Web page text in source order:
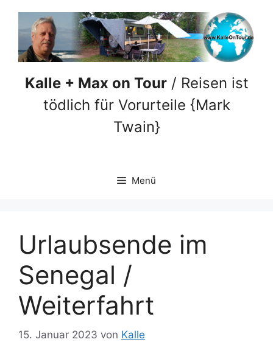
springen
Kalle + Max on Tour/ Reisen ist
tödlich für Vorurteile {Mark
Twain}
Menü
Urlaubsende im
Senegal /
Weiterfahrt
15. Januar 2023 von Kalle